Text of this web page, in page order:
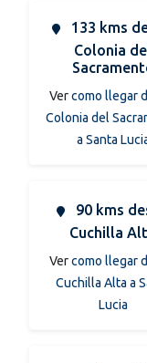
133 kms
Colonia
Vercomo llegar
Colonia del
a Santa
90 kms
Cuchilla
Vercomo llegar
Cuchilla Alta a
Lucia